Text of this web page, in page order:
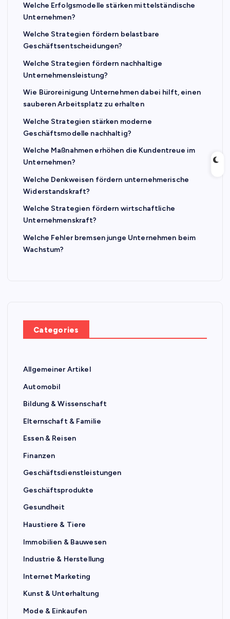
Welche Erfolgsmodelle stärken mittelständische
Unternehmen?
Welche Strategien fördern belastbare
Geschäftsentscheidungen?
Welche Strategien fördern nachhaltige
Unternehmensleistung?
Wie Büroreinigung Unternehmen dabei hilft, einen
sauberen Arbeitsplatz zu erhalten
Welche Strategien stärken moderne
Geschäftsmodelle nachhaltig?
Welche Maßnahmen erhöhen die Kundentreue im
Unternehmen?
Welche Denkweisen fördern unternehmerische
Widerstandskraft?
Welche Strategien fördern wirtschaftliche
Unternehmenskraft?
Welche Fehler bremsen junge Unternehmen beim
Wachstum?
Categories
Allgemeiner Artikel
Automobil
Bildung & Wissenschaft
Elternschaft & Familie
Essen & Reisen
Finanzen
Geschäftsdienstleistungen
Geschäftsprodukte
Gesundheit
Haustiere & Tiere
Immobilien & Bauwesen
Industrie & Herstellung
Internet Marketing
Kunst & Unterhaltung
Mode & Einkaufen